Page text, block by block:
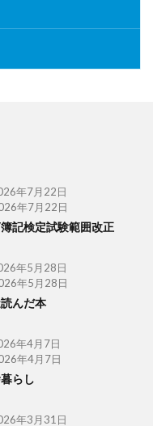
年7月22日
年7月22日
記検定試験範囲改正
年5月28日
年5月28日
んだ本
年4月7日
年4月7日
らし
年3月31日